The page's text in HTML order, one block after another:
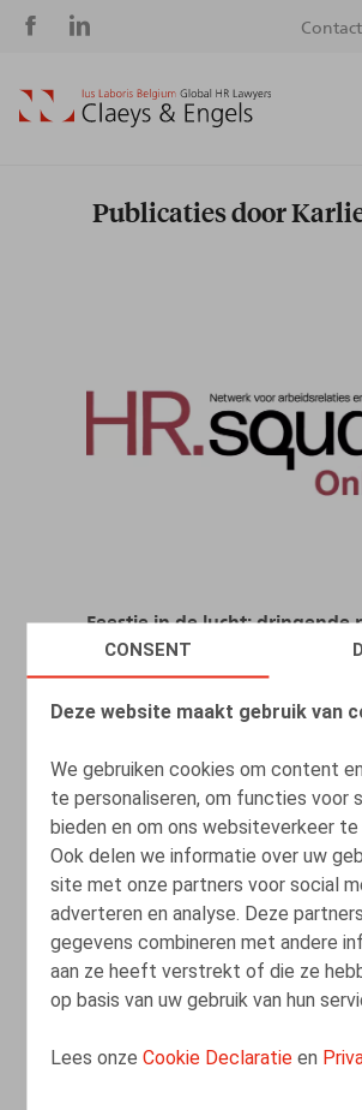
CONSENT
Deze website maakt gebruik van
We gebruiken cookies om content
te personaliseren, om functies voor
bieden en om ons websiteverkeer te
Ook delen we informatie over uw
site met onze partners voor social
adverteren en analyse. Deze
gegevens combineren met andere
aan ze heeft verstrekt of die ze
op basis van uw gebruik van hun
Lees onzeCookie Declaratie en
Social
Contact
Publicaties door
Feestje in de lucht: dringende
12.03.2025